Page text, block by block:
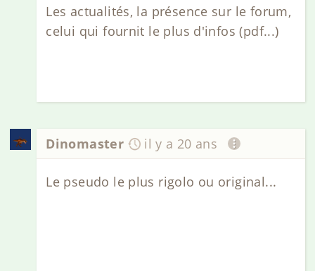
Les actualités, la présence sur le forum,
celui qui fournit le plus d'infos (pdf...)
Dinomaster il y a 20 ans
Le pseudo le plus rigolo ou original...